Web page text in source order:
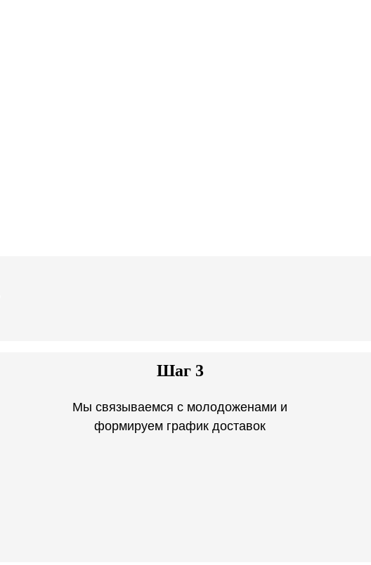
Шаг 3
Мы связываемся с молодоженами и
формируем график доставок